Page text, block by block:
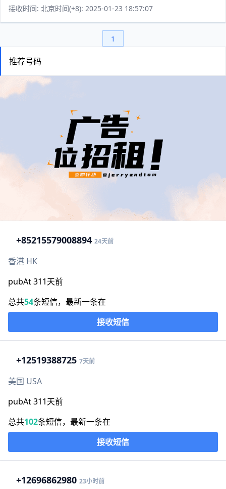
接收时间: 北京时间(+8): 2025-01-23 18:57:07
1
推荐号码
+85215579008894 24天前
香港 HK
pubAt 311天前
总共54条短信，最新一条在
接收短信
+12519388725 7天前
美国 USA
pubAt 311天前
总共102条短信，最新一条在
接收短信
+12696862980 23小时前